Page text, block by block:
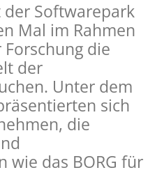
Softwarepark
Mal im Rahmen
die
der
Unter dem
sich
die
wie das BORG für